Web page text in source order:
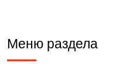
Меню раздела